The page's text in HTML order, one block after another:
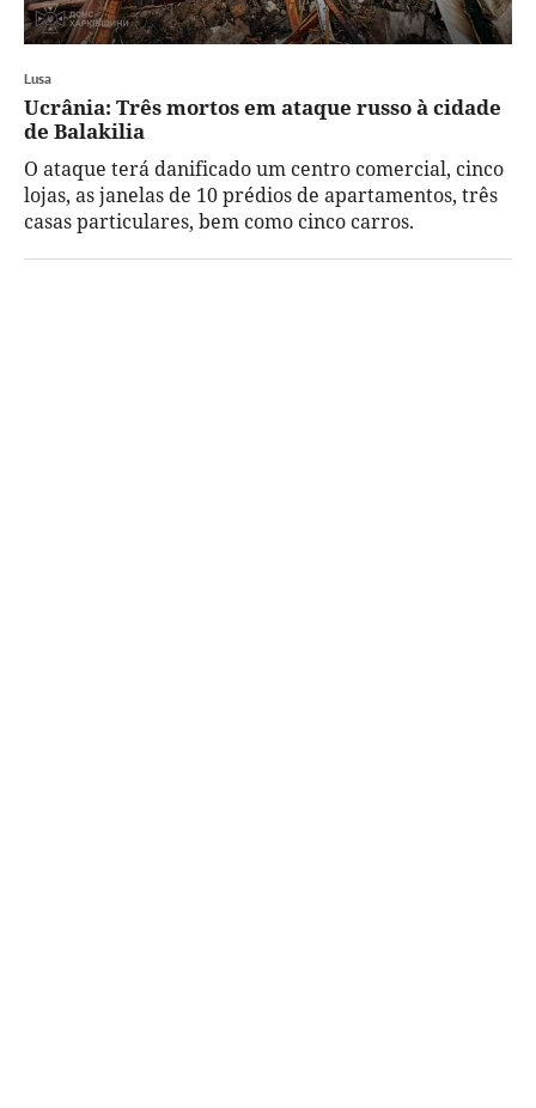
Lusa
Ucrânia: Três mortos em ataque russo à cidade
de Balakilia
O ataque terá danificado um centro comercial, cinco
lojas, as janelas de 10 prédios de apartamentos, três
casas particulares, bem como cinco carros.